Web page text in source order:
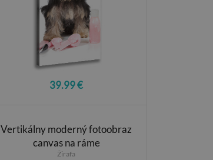
39.99 €
Vertikálny moderný fotoobraz
canvas na ráme
Žirafa